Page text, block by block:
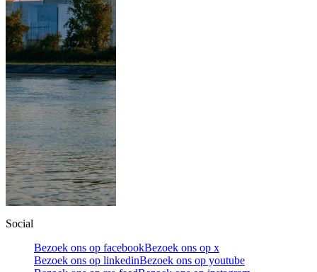
Social
Bezoek ons op facebookBezoek ons op x
Bezoek ons op linkedinBezoek ons op youtube